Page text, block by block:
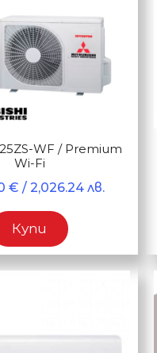
25ZS-WF / Premium
Wi-Fi
€ / 2,026.24 лв.
Купи